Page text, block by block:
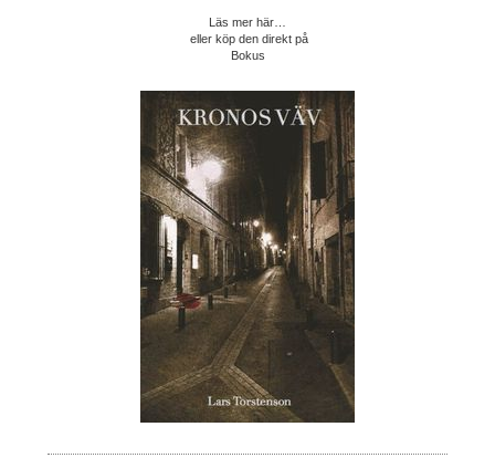
Läs mer här…
eller köp den direkt på
Bokus